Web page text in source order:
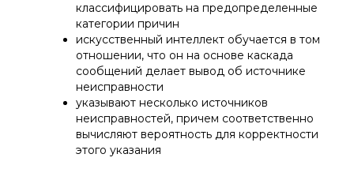
классифицировать на предопределенные
категории причин
искусственный интеллект обучается в том
отношении, что он на основе каскада
сообщений делает вывод об источнике
неисправности
указывают несколько источников
неисправностей, причем соответственно
вычисляют вероятность для корректности
этого указания